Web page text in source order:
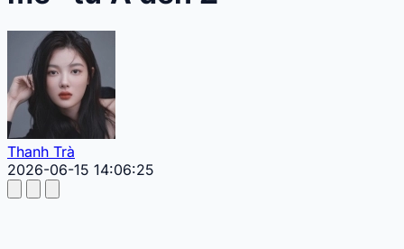
Thanh Trà
2026-06-15 14:06:25